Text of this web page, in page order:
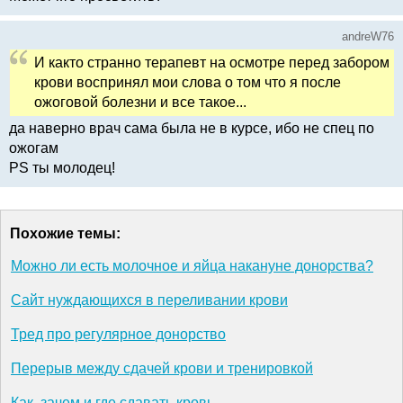
andreW76
И както странно терапевт на осмотре перед забором
крови воспринял мои слова о том что я после
ожоговой болезни и все такое...
да наверно врач сама была не в курсе, ибо не спец по
ожогам
PS ты молодец!
Похожие темы:
Можно ли есть молочное и яйца накануне донорства?
Сайт нуждающихся в переливании крови
Тред про регулярное донорство
Перерыв между сдачей крови и тренировкой